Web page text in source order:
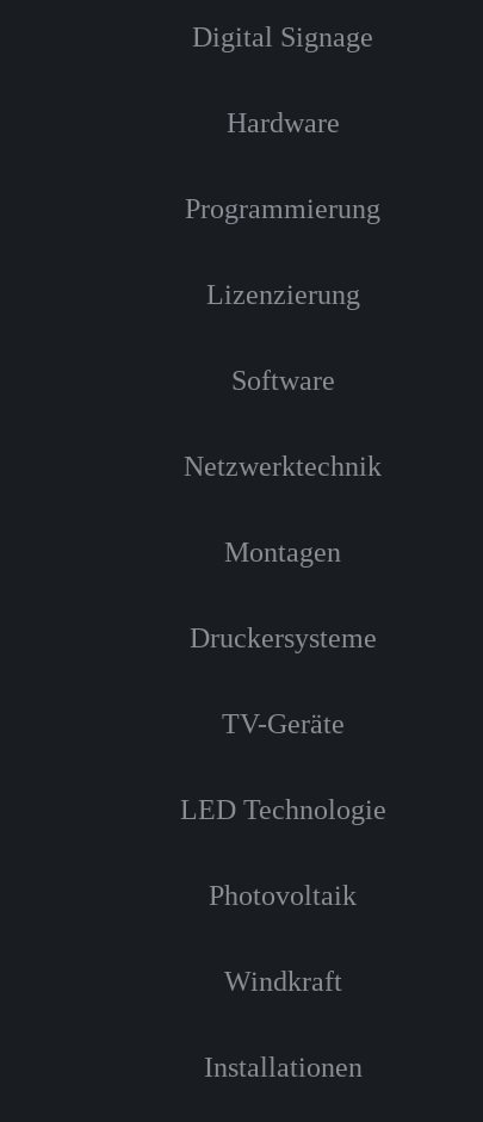
Digital Signage
Hardware
Programmierung
Lizenzierung
Software
Netzwerktechnik
Montagen
Druckersysteme
TV-Geräte
LED Technologie
Photovoltaik
Windkraft
Installationen